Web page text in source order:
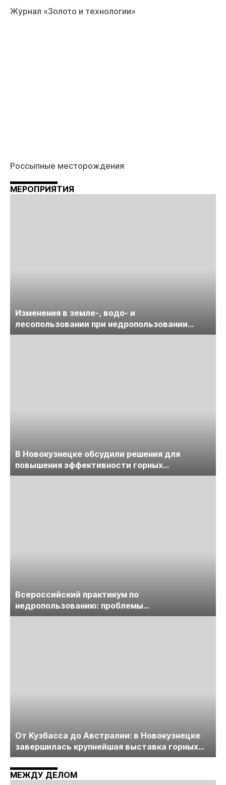
Журнал «Золото и технологии»
Россыпные месторождения
МЕРОПРИЯТИЯ
Изменения в земле-, водо- и
лесопользовании при недропользовании
обсудят на семинаре «ПравоТЭК»
В Новокузнецке обсудили решения для
повышения эффективности горных
предприятий
Всероссийский практикум по
недропользованию: проблемы
лицензирования, цифровизации, экспертизы
От Кузбасса до Австралии: в Новокузнецке
завершилась крупнейшая выставка горных
технологий «Недра России. Уголь России и
Майнинг»
МЕЖДУ ДЕЛОМ